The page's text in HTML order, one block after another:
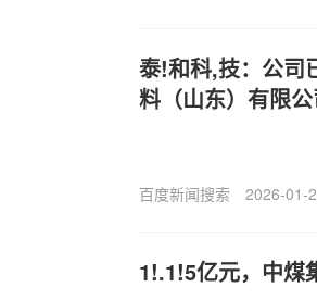
泰!和科,技：公司
料（山东）有限
百度新闻搜索 2026-01-
1!.1!5亿元，中煤